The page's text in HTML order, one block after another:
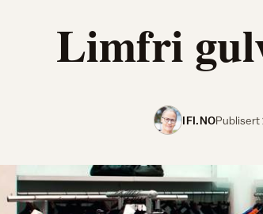
Limfri
IFI.NOPublisert